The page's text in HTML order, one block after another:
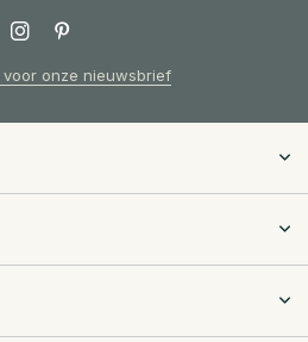
voor onze nieuwsbrief